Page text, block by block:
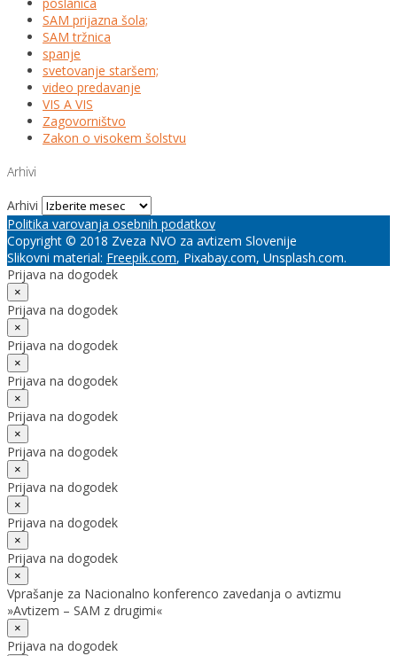
SAM prijazna šola;
SAM tržnica
spanje
svetovanje staršem;
video predavanje
VIS A VIS
Zagovorništvo
Zakon o visokem šolstvu
Arhivi
Arhivi
Politika varovanja osebnih podatkov
Copyright © 2018 Zveza NVO za avtizem Slovenije
Slikovni material: Freepik.com, Pixabay.com, Unsplash.com.
Prijava na dogodek
×
Prijava na dogodek
×
Prijava na dogodek
×
Prijava na dogodek
×
Prijava na dogodek
×
Prijava na dogodek
×
Prijava na dogodek
×
Prijava na dogodek
×
Prijava na dogodek
×
Vprašanje za Nacionalno konferenco zavedanja o avtizmu
»Avtizem – SAM z drugimi«
×
Prijava na dogodek